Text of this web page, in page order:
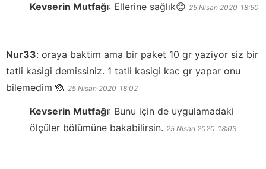
Kevserin Mutfağı: Ellerine sağlık😊 25 Nisan 2020 18:50
Nur33: oraya baktim ama bir paket 10 gr yaziyor siz bir
tatli kasigi demissiniz. 1 tatli kasigi kac gr yapar onu
bilemedim 🙈 25 Nisan 2020 18:02
Kevserin Mutfağı: Bunu için de uygulamadaki
ölçüler bölümüne bakabilirsin. 25 Nisan 2020 18:03